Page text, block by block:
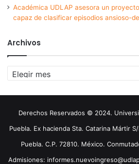
Académica UDLAP asesora un
capaz de clasificar episodios ansioso-
Archivos
Archivos
Derechos Reservados © 2024.
Puebla. Ex hacienda Sta. Catarina Mártir
Puebla. C.P. 72810. México.
Admisiones: